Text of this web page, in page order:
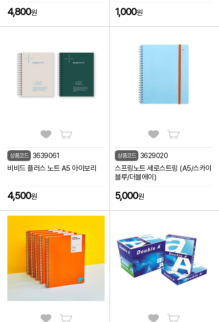
4,800원 1,000원
상품코드 3639061
비비드 플러스 노트 A5 아이보리
4,500원
상품코드 3629020
스프링노트 세로스트링 (A5/스카이
블루/더블에이)
5,000원